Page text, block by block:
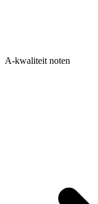
A-kwaliteit noten